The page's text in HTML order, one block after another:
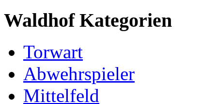
Waldhof Kategorien
Torwart
Abwehrspieler
Mittelfeld